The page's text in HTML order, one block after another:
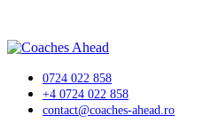
0724 022 858
+4 0724 022 858
contact@coaches-ahead.ro